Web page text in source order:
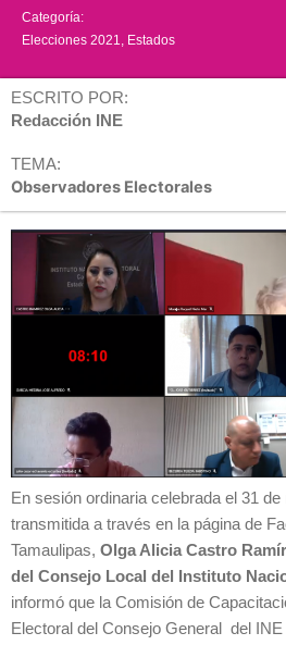
Categoría:
Elecciones 2021
Estados
ESCRITO POR:
Redacción INE
TEMA:
Observadores Electorales
En sesión ordinaria celebrada el 31
transmitida a través en la página de
Tamaulipas, Olga Alicia Castro
del Consejo Local del Instituto
informó que la Comisión de
Electoral del Consejo General del